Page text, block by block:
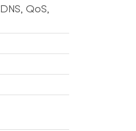
QoS,